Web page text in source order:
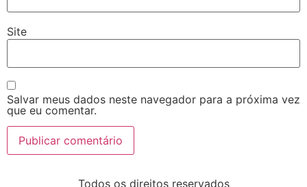
Site
Salvar meus dados neste navegador para a próxima vez
que eu comentar.
Todos os direitos reservados